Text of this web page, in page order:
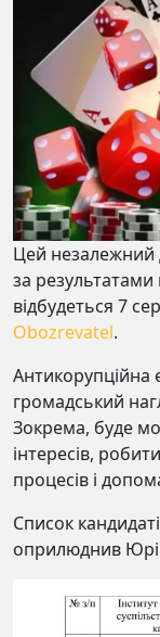
Цей незалежний
за результатами
відбудеться 7
Obozrevatel.
Антикорупційна
громадський
Зокрема, буде
інтересів,
процесів і
Список
оприлюднив